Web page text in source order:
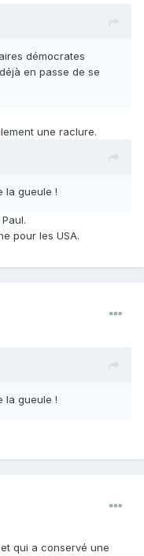
démocrates
en passe de se
une raclure.
la gueule !
pour les USA.
la gueule !
qui a conservé une